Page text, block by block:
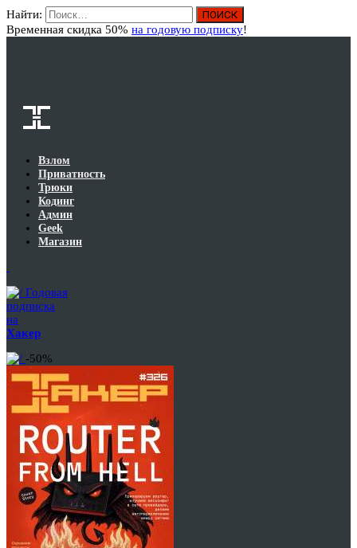
Найти:
Временная скидка 50% на годовую подписку!
Взлом
Приватность
Трюки
Кодинг
Админ
Geek
Магазин
Годовая
подписка
на
Хакер
-50%